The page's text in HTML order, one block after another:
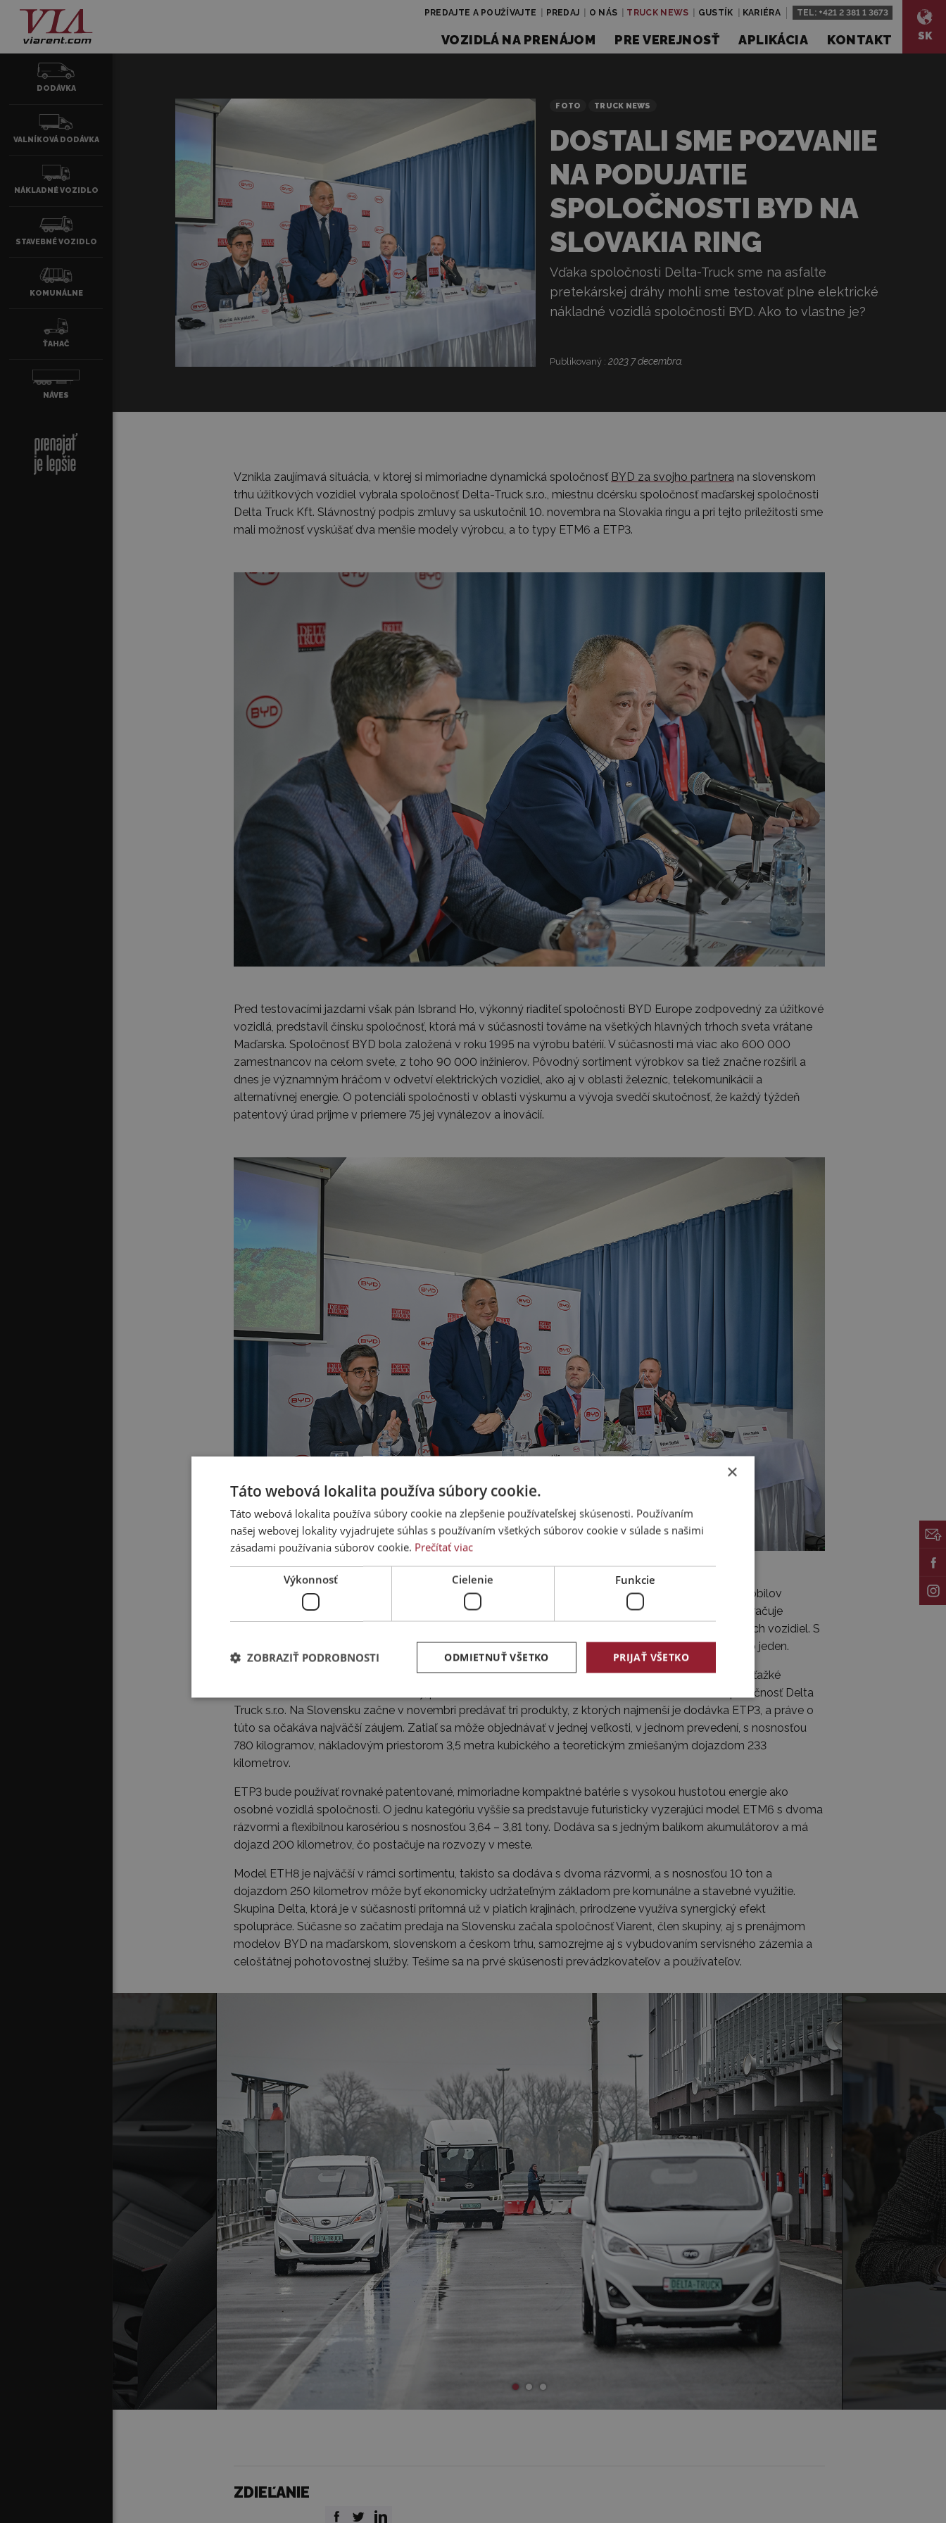
VOZIDLÁ NA PRENÁJOM PRE VEREJNOSŤ APLIKÁCIA KONTAKT SK
PREDAJTE A POUŽÍVAJTE PREDAJ O NÁS TRUCK NEWS GUSTÍK KARIÉRA TEL: +421 2 381 1 3673
FOTO TRUCK NEWS
DOSTALI SME POZVANIE
NA PODUJATIE
SPOLOČNOSTI BYD NA
SLOVAKIA RING
Vďaka spoločnosti Delta-Truck sme na asfalte
pretekárskej dráhy mohli sme testovať plne elektrické
nákladné vozidlá spoločnosti BYD. Ako to vlastne je?
Publikovaný :2023 7 decembra.
Vznikla zaujímavá situácia, v ktorej si mimoriadne dynamická spoločnosť BYD za svojho partnera na slovenskom
trhu úžitkových vozidiel vybrala spoločnosť Delta-Truck s.r.o., miestnu dcérsku spoločnosť maďarskej spoločnosti
Delta Truck Kft. Slávnostný podpis zmluvy sa uskutočnil 10. novembra na Slovakia ringu a pri tejto príležitosti sme
mali možnosť vyskúšať dva menšie modely výrobcu, a to typy ETM6 a ETP3.
Pred testovacími jazdami však pán Isbrand Ho, výkonný riaditeľ spoločnosti BYD Europe zodpovedný za úžitkové
vozidlá, predstavil čínsku spoločnosť, ktorá má v súčasnosti továrne na všetkých hlavných trhoch sveta vrátane
Maďarska. Spoločnosť BYD bola založená v roku 1995 na výrobu batérií. V súčasnosti má viac ako 600 000
zamestnancov na celom svete, z toho 90 000 inžinierov. Pôvodný sortiment výrobkov sa tiež značne rozšíril a
dnes je významným hráčom v odvetví elektrických vozidiel, ako aj v oblasti železníc, telekomunikácií a
alternatívnej energie. O potenciáli spoločnosti v oblasti výskumu a vývoja svedčí skutočnosť, že každý týždeň
patentový úrad prijme v priemere 75 jej vynálezov a inovácií.
Pozoruhodný je aj ich pokrok v automobilovom priemysle: v roku 2022 predali 1,86 milióna elektromobilov
(osobných a úžitkových), čo je trikrát (!) viac ako v predchádzajúcom roku. Tento rok spoločnosť pokračuje
podobným tempom a do konca októbra opustilo jej výrobné závody viac ako 2,37 milióna elektrických vozidiel. S
celkovým počtom 5,7 milióna vyrobených kusov sa spoločnosť BYD stala svetovým výrobcom číslo jeden.
Už viac ako desať rokov vyrábajú úžitkové vozidlá a sortiment ich výrobkov siaha od dodávok až po ťažké
nákladné vozidlá a luxusné autobusy, pričom zákazníkom dodali už viac ako 103 000 vozidiel. Spoločnosť Delta
Truck s.r.o. Na Slovensku začne v novembri predávať tri produkty, z ktorých najmenší je dodávka ETP3, a práve o
túto sa očakáva najväčší záujem. Zatiaľ sa môže objednávať v jednej veľkosti, v jednom prevedení, s nosnosťou
780 kilogramov, nákladovým priestorom 3,5 metra kubického a teoretickým zmiešaným dojazdom 233
kilometrov.
ETP3 bude používať rovnaké patentované, mimoriadne kompaktné batérie s vysokou hustotou energie ako
osobné vozidlá spoločnosti. O jednu kategóriu vyššie sa predstavuje futuristicky vyzerajúci model ETM6 s dvoma
rázvormi a flexibilnou karosériou s nosnosťou 3,64 – 3,81 tony. Dodáva sa s jedným balíkom akumulátorov a má
dojazd 200 kilometrov, čo postačuje na rozvozy v meste.
Model ETH8 je najväčší v rámci sortimentu, takisto sa dodáva s dvoma rázvormi, a s nosnosťou 10 ton a
dojazdom 250 kilometrov môže byť ekonomicky udržateľným základom pre komunálne a stavebné využitie.
Skupina Delta, ktorá je v súčasnosti prítomná už v piatich krajinách, prirodzene využíva synergický efekt
spolupráce. Súčasne so začatím predaja na Slovensku začala spoločnosť Viarent, člen skupiny, aj s prenájmom
modelov BYD na maďarskom, slovenskom a českom trhu, samozrejme aj s vybudovaním servisného zázemia a
celoštátnej pohotovostnej služby. Tešíme sa na prvé skúsenosti prevádzkovateľov a používateľov.
ZDIEĽANIE
DODÁVKA
VALNÍKOVÁ DODÁVKA
NÁKLADNÉ VOZIDLO
STAVEBNÉ VOZIDLO
KOMUNÁLNE
ŤAHAČ
NÁVES
×
Táto webová lokalita používa súbory cookie.
Táto webová lokalita používa súbory cookie na zlepšenie používateľskej skúsenosti. Používaním
našej webovej lokality vyjadrujete súhlas s používaním všetkých súborov cookie v súlade s našimi
zásadami používania súborov cookie. Prečítať viac
Výkonnosť Cielenie Funkcie
PRIJAŤ VŠETKO
ODMIETNUŤ VŠETKO
ZOBRAZIŤ PODROBNOSTI